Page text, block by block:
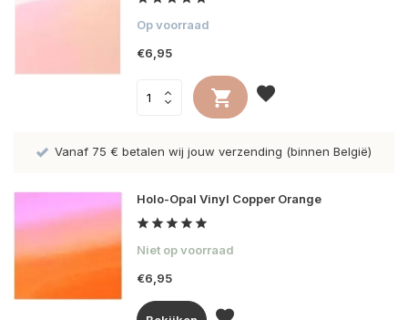
Op voorraad
€6,95
Vanaf 75 € betalen wij jouw verzending (binnen België)
Holo-Opal Vinyl Copper Orange
Niet op voorraad
€6,95